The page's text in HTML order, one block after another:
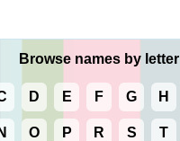
Browse names by letter
D E F G H
N O P R S T